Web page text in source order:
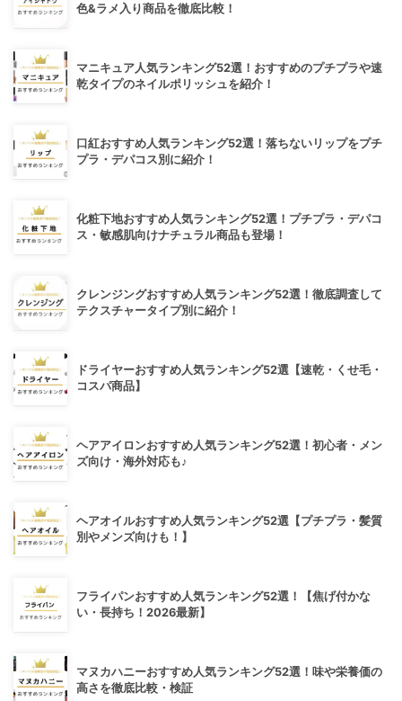
色&ラメ入り商品を徹底比較！
マニキュア人気ランキング52選！おすすめのプチプラや速
乾タイプのネイルポリッシュを紹介！
口紅おすすめ人気ランキング52選！落ちないリップをプチ
プラ・デパコス別に紹介！
化粧下地おすすめ人気ランキング52選！プチプラ・デパコ
ス・敏感肌向けナチュラル商品も登場！
クレンジングおすすめ人気ランキング52選！徹底調査して
テクスチャータイプ別に紹介！
ドライヤーおすすめ人気ランキング52選【速乾・くせ毛・
コスパ商品】
ヘアアイロンおすすめ人気ランキング52選！初心者・メン
ズ向け・海外対応も♪
ヘアオイルおすすめ人気ランキング52選【プチプラ・髪質
別やメンズ向けも！】
フライパンおすすめ人気ランキング52選！【焦げ付かな
い・長持ち！2026最新】
マヌカハニーおすすめ人気ランキング52選！味や栄養価の
高さを徹底比較・検証